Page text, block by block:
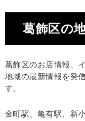
葛飾区の
葛飾区のお店情報、
地域の最新情報を発
す。
金町駅、亀有駅、新